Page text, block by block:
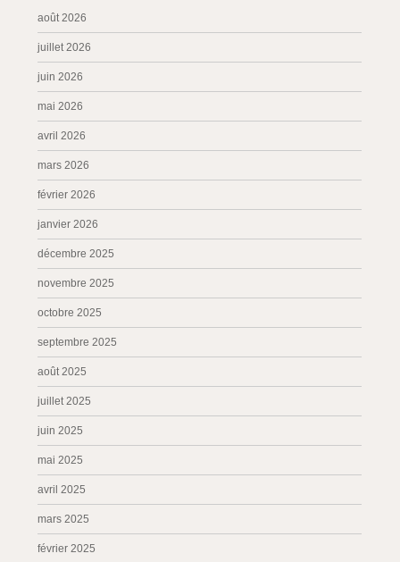
août 2026
juillet 2026
juin 2026
mai 2026
avril 2026
mars 2026
février 2026
janvier 2026
décembre 2025
novembre 2025
octobre 2025
septembre 2025
août 2025
juillet 2025
juin 2025
mai 2025
avril 2025
mars 2025
février 2025